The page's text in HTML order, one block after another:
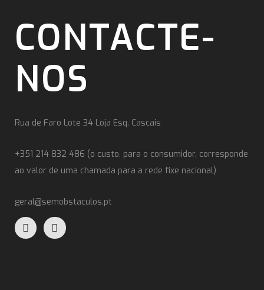
CONTACTE-
NOS
Rua de Faro Lote 34 Loja Esq. Cascais
+351 214 832 486 (o custo, para o consumidor, corresponde
ao valor de uma chamada para a rede fixe nacional)
geral@semobstaculos.pt